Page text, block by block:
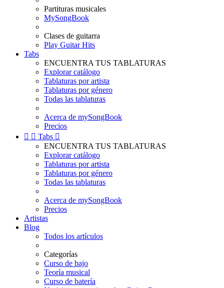
Partituras musicales
MySongBook
Clases de guitarra
Play Guitar Hits
Tabs
ENCUENTRA TUS TABLATURAS
Explorar catálogo
Tablaturas por artista
Tablaturas por género
Todas las tablaturas
Acerca de mySongBook
Precios
  Tabs 
ENCUENTRA TUS TABLATURAS
Explorar catálogo
Tablaturas por artista
Tablaturas por género
Todas las tablaturas
Acerca de mySongBook
Precios
Artistas
Blog
Todos los artículos
Categorías
Curso de bajo
Teoría musical
Curso de batería